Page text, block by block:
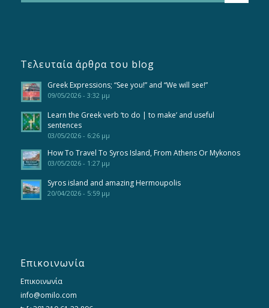
Τελευταία άρθρα του blog
Greek Expressions; “See you!” and “We will see!”
09/05/2026 - 3:32 μμ
Learn the Greek verb ‘to do | to make’ and useful
sentences
03/05/2026 - 6:26 μμ
How To Travel To Syros Island, From Athens Or Mykonos
03/05/2026 - 1:27 μμ
Syros island and amazing Hermoupolis
20/04/2026 - 5:59 μμ
Επικοινωνία
Επικοινωνία
info@omilo.com